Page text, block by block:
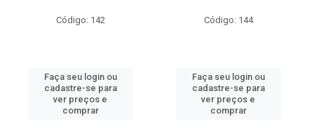
Código: 142
Faça seu login ou
cadastre-se para
ver preços e
comprar
Código: 144
Faça seu login ou
cadastre-se para
ver preços e
comprar